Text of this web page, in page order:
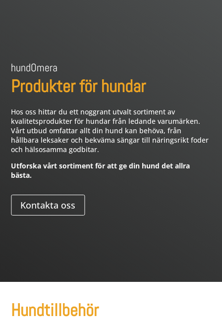
hundOmera
Produkter för hundar
Hos oss hittar du ett noggrant utvalt sortiment av
kvalitetsprodukter för hundar från ledande varumärken.
Vårt utbud omfattar allt din hund kan behöva, från
hållbara leksaker och bekväma sängar till näringsrikt foder
och hälsosamma godbitar.
Utforska vårt sortiment för att ge din hund det allra
bästa.
Kontakta oss
Hundtillbehör